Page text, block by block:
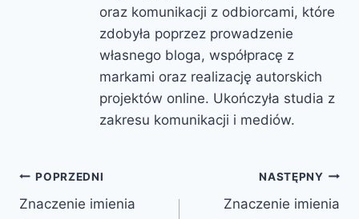
oraz komunikacji z odbiorcami, które
zdobyła poprzez prowadzenie
własnego bloga, współpracę z
markami oraz realizację autorskich
projektów online. Ukończyła studia z
zakresu komunikacji i mediów.
Nawigacja
POPRZEDNI
Znaczenie imienia
NASTĘPNY
Znaczenie imienia